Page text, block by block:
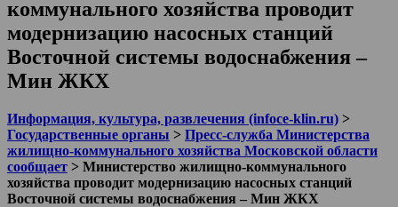
коммунального хозяйства проводит
модернизацию насосных станций
Восточной системы водоснабжения –
Мин ЖКХ
Информация, культура, развлечения (infoce-klin.ru) >
Государственные органы > Пресс-служба Министерства
жилищно-коммунального хозяйства Московской области
сообщает > Министерство жилищно-коммунального
хозяйства проводит модернизацию насосных станций
Восточной системы водоснабжения – Мин ЖКХ